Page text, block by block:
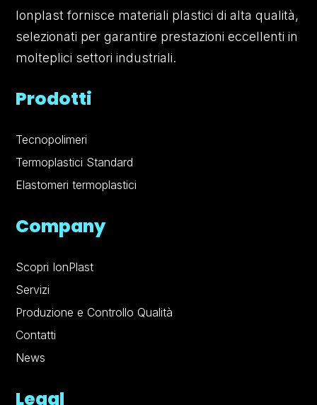
Ionplast fornisce materiali plastici di alta qualità,
selezionati per garantire prestazioni eccellenti in
molteplici settori industriali.
Prodotti
Tecnopolimeri
Termoplastici Standard
Elastomeri termoplastici
Company
Scopri IonPlast
Servizi
Produzione e Controllo Qualità
Contatti
News
Legal